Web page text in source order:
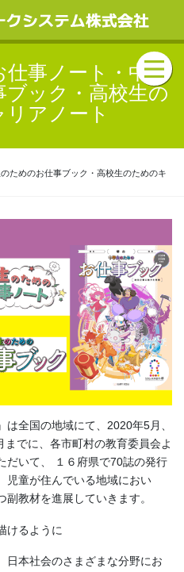
事ノート・中学
ック・高校生の
アノート
ためのお仕事ブック・高校生のためのキ
は全国の地域にて、2020年5月、
でに、各市町村の教育委員会よ
だいて、 １６府県で70誌の発行
児童が住んでいる地域におい
教材を進展していきます。
けるように
日本社会のさまざまな分野にお